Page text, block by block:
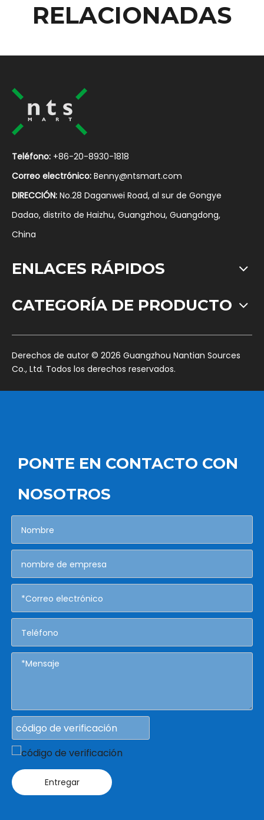
RELACIONADAS
Teléfono: +86-20-8930-1818
Correo electrónico: Benny@ntsmart.com
DIRECCIÓN: No.28 Daganwei Road, al sur de Gongye
Dadao, distrito de Haizhu, Guangzhou, Guangdong,
China
ENLACES RÁPIDOS
CATEGORÍA DE PRODUCTO
​Derechos de autor © 2026 Guangzhou Nantian Sources
Co., Ltd. Todos los derechos reservados.
PONTE EN CONTACTO CON
NOSOTROS
Entregar